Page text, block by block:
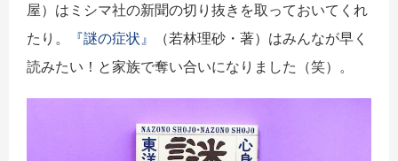
屋）はミシマ社の新聞の切り抜きを取っておいてくれ
たり。
『謎の症状』
（若林理砂・著）はみんなが早く
読みたい！と家族で奪い合いになりました（笑）。